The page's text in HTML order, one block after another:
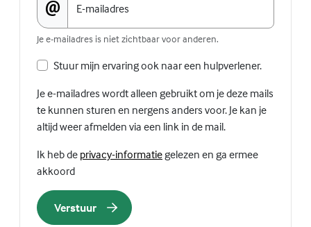
E-mailadres
Je e-mailadres is niet zichtbaar voor anderen.
Stuur mijn ervaring ook naar een hulpverlener.
Je e-mailadres wordt alleen gebruikt om je deze mails
te kunnen sturen en nergens anders voor. Je kan je
altijd weer afmelden via een link in de mail.
Ik heb de privacy-informatie(Externe link)
gelezen en ga ermee
akkoord
Verstuur